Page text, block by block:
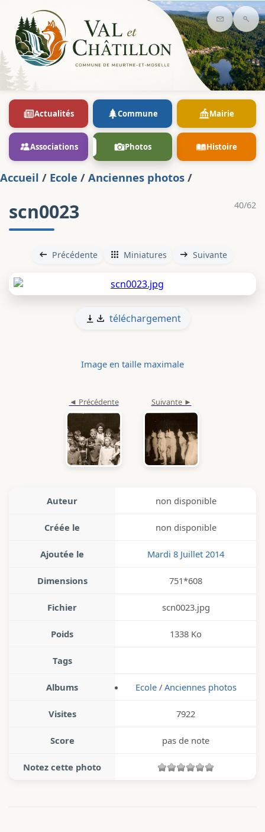
Contact
Actualités Commune Mairie
Associations Photos Histoire
Accueil / Ecole / Anciennes photos /
40/62
scn0023
Précédente Miniatures Suivante
téléchargement
Image en taille maximale
Auteur non disponible
Créée le non disponible
Ajoutée le Mardi 8 Juillet 2014
Dimensions 751*608
Fichier scn0023.jpg
Poids 1338 Ko
Tags
Albums Ecole/ Anciennes photos
Visites 7922
Score pas de note
Notez cette photo